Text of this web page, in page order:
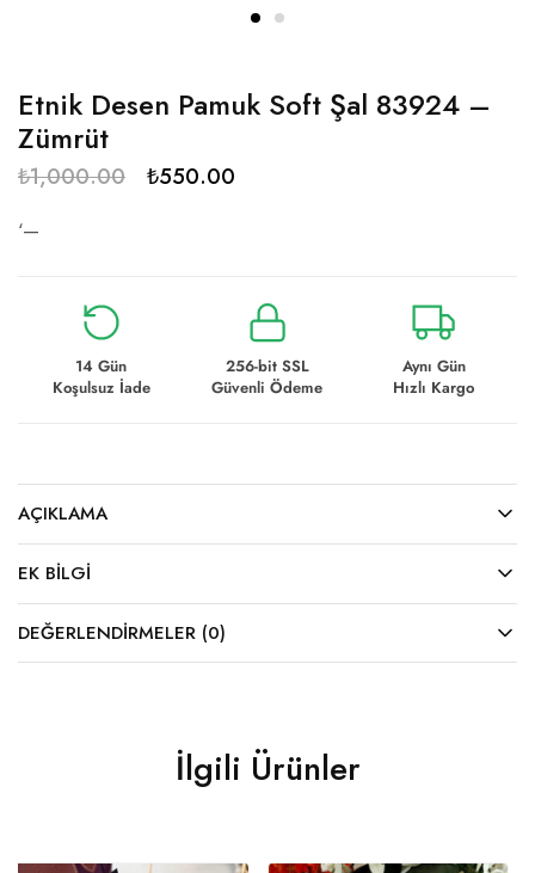
Etnik Desen Pamuk Soft Şal 83924 –
Zümrüt
₺1,000.00 ₺550.00
‘—
14 Gün
Koşulsuz İade
256-bit SSL
Güvenli Ödeme
Aynı Gün
Hızlı Kargo
AÇIKLAMA
EK BILGI
DEĞERLENDIRMELER (0)
İlgili Ürünler